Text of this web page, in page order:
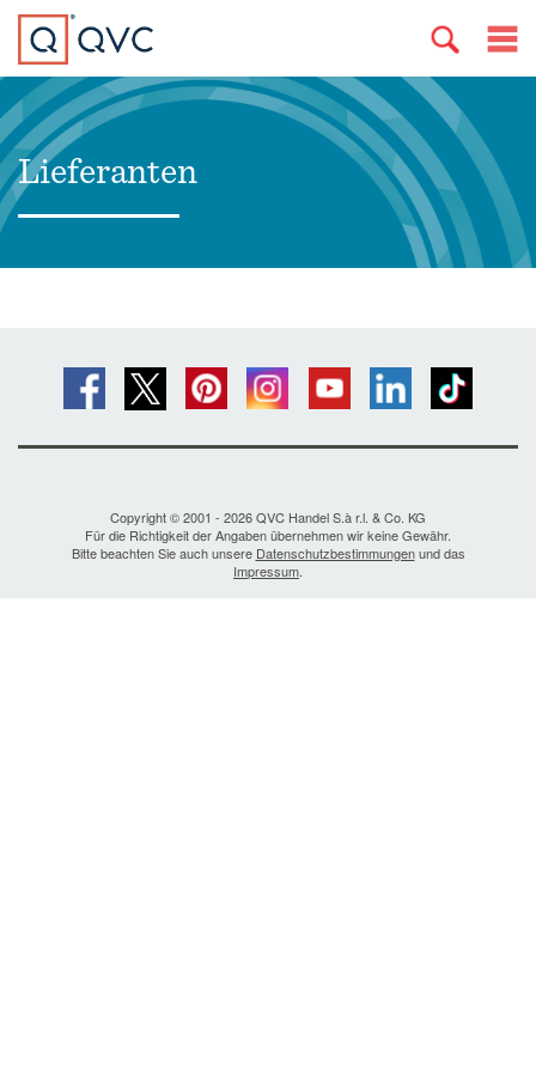
Lieferanten
Copyright © 2001 - 2026 QVC Handel S.à r.l. & Co. KG
Für die Richtigkeit der Angaben übernehmen wir keine Gewähr.
Bitte beachten Sie auch unsere Datenschutzbestimmungenund das
Impressum.